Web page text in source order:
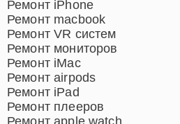
Ремонт iPhone
Ремонт macbook
Ремонт VR систем
Ремонт мониторов
Ремонт iMac
Ремонт airpods
Ремонт iPad
Ремонт плееров